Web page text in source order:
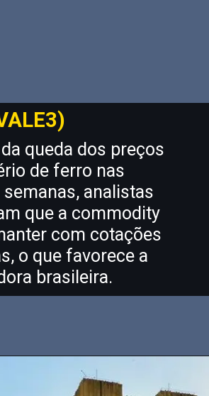
queda dos preços
de ferro nas
analistas
que a commodity
com cotações
o que favorece a
brasileira.